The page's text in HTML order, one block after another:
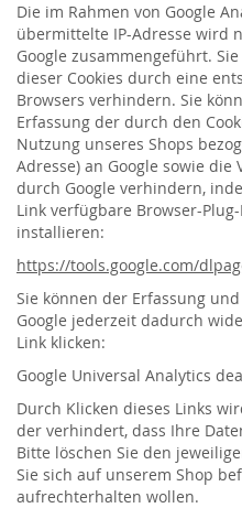
Die im Rahmen von Google
übermittelte IP-Adresse wird
Google zusammengeführt.
dieser Cookies durch eine
Browsers verhindern. Sie
Erfassung der durch den
Nutzung unseres Shops
Adresse) an Google sowie
durch Google verhindern,
Link verfügbare Browser-
installieren:
https://tools.google.com/
Sie können der Erfassung
Google jederzeit dadurch
Link klicken:
Google Universal Analytics
Durch Klicken dieses Links
der verhindert, dass Ihre
Bitte löschen Sie den
Sie sich auf unserem Shop
aufrechterhalten wollen.